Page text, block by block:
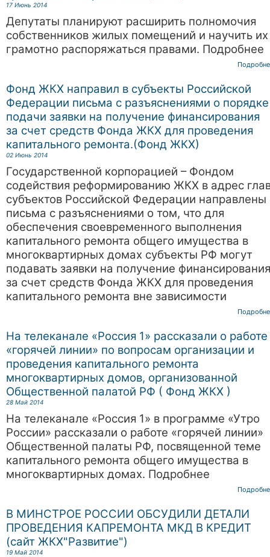
17 Июнь 2014
Депутаты планируют расширить полномочия
собственников жилых помещений и научить их
грамотно распоряжаться правами. Подробнее
Фонд ЖКХ направил в субъекты Российской
Федерации письма с разъяснениями о порядке
подачи заявки на получение финансирования
за счет средств Фонда ЖКХ для проведения
капитального ремонта.(Фонд ЖКХ)
02 Июнь 2014
Государственной корпорацией – Фондом
содействия реформированию ЖКХ в адрес
субъектов Российской Федерации направлены
письма с разъяснениями о том, что для
обеспечения своевременного выполнения
капитального ремонта общего имущества в
многоквартирных домах субъекты РФ могут
подавать заявки на получение финансирования
за счет средств Фонда ЖКХ для проведения
капитального ремонта вне зависимости
На телеканале «Россия 1» рассказали о работе
«горячей линии» по вопросам организации и
проведения капитального ремонта
многоквартирных домов, организованной
Общественной палатой РФ ( Фонд ЖКХ )
28 Май 2014
На телеканале «Россия 1» в программе «Утро
России» рассказали о работе «горячей линии»
Общественной палаты РФ, посвященной теме
капитального ремонта общего имущества в
многоквартирных домах. Подробнее
В МИНСТРОЕ РОССИИ ОБСУДИЛИ ДЕТАЛИ
ПРОВЕДЕНИЯ КАПРЕМОНТА МКД В КРЕДИТ
(сайт ЖКХ"Развитие")
19 Май 2014